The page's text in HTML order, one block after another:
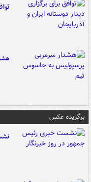
برگزیده عکس